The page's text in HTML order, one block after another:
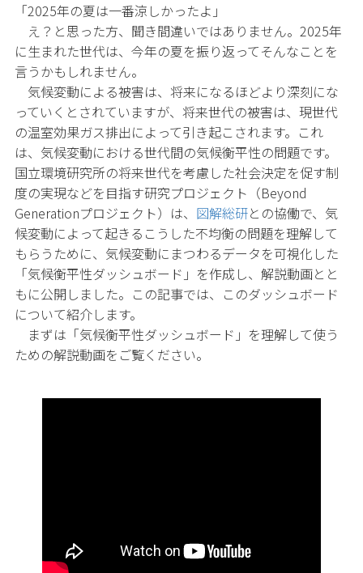
「2025年の夏は一番涼しかったよ」
え？と思った方、聞き間違いではありません。2025年
に生まれた世代は、今年の夏を振り返ってそんなことを
言うかもしれません。
気候変動による被害は、将来になるほどより深刻にな
っていくとされていますが、将来世代の被害は、現世代
の温室効果ガス排出によって引き起こされます。これ
は、気候変動における世代間の気候衡平性の問題です。
国立環境研究所の将来世代を考慮した社会決定を促す制
度の実現などを目指す研究プロジェクト（Beyond
Generationプロジェクト）は、 図解総研との協働で、気
候変動によって起きるこうした不均衡の問題を理解して
もらうために、気候変動にまつわるデータを可視化した
「気候衡平性ダッシュボード」を作成し、解説動画とと
もに公開しました。この記事では、このダッシュボード
について紹介します。
まずは「気候衡平性ダッシュボード」を理解して使う
ための解説動画をご覧ください。